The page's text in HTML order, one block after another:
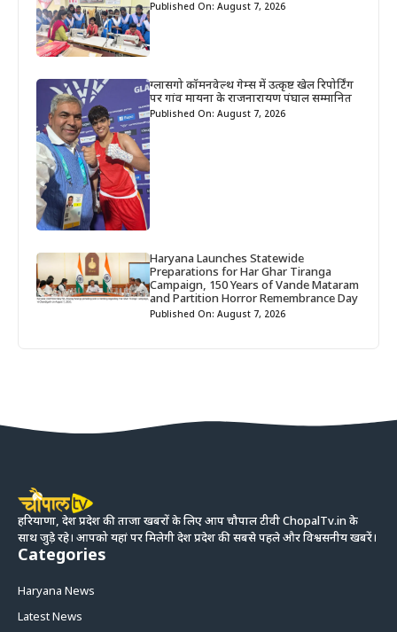
Published On: August 7, 2026
ग्लासगो कॉमनवेल्थ गेम्स में उत्कृष्ट खेल रिपोर्टिंग
पर गांव मायना के राजनारायण पंघाल सम्मानित
Published On: August 7, 2026
Haryana Launches Statewide
Preparations for Har Ghar Tiranga
Campaign, 150 Years of Vande Mataram
and Partition Horror Remembrance Day
Published On: August 7, 2026
हरियाणा, देश प्रदेश की ताजा खबरों के लिए आप चौपाल टीवी ChopalTv.in के
साथ जुड़े रहे। आपको यहां पर मिलेगी देश प्रदेश की सबसे पहले और विश्वसनीय खबरें।
Categories
Haryana News
Latest News